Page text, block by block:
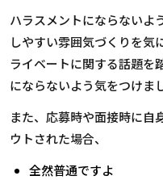
ハラスメントにならないよ
しやすい雰囲気づくりを気
ライベートに関する話題を
にならないよう気をつけま
また、応募時や面接時に自
ウトされた場合、
全然普通ですよ